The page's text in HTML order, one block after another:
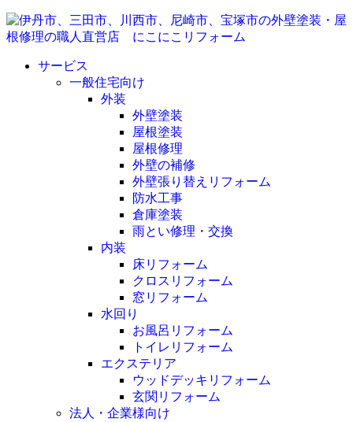
サービス
一般住宅向け
外装
外壁塗装
屋根塗装
屋根修理
外壁の補修
外壁張り替えリフォーム
防水工事
倉庫塗装
雨とい修理・交換
内装
床リフォーム
クロスリフォーム
窓リフォーム
水回り
お風呂リフォーム
トイレリフォーム
エクステリア
ウッドデッキリフォーム
玄関リフォーム
法人・企業様向け